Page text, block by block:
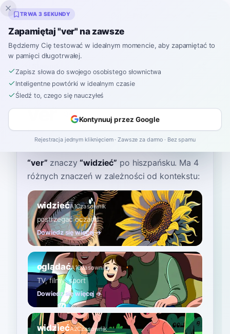
Inklingo
Strona główna›Hiszpański›Słownik›ver
ver
behr ˈbeɾ
“ver” znaczy “widzieć” po hiszpańsku. Ma 4
różnych znaczeń w zależności od kontekstu:
widziećA1Czasownik
postrzegać oczami
Dowiedz się więcej →
oglądaćA1Czasownik
TV, filmy, sport
Dowiedz się więcej →
widziećA2Czasownik
TRWA 3 SEKUNDY
Zapamiętaj "ver" na zawsze
Będziemy Cię testować w idealnym momencie, aby zapamiętać to
w pamięci długotrwałej.
Zapisz słowa do swojego osobistego słownictwa
Inteligentne powtórki w idealnym czasie
Śledź to, czego się nauczyłeś
Kontynuuj przez Google
Rejestracja jednym kliknięciem · Zawsze za darmo · Bez spamu